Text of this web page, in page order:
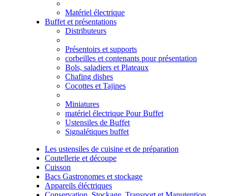
Matériel électrique
Buffet et présentations
Distributeurs
Présentoirs et supports
corbeilles et contenants pour présentation
Bols, saladiers et Plateaux
Chafing dishes
Cocottes et Tajines
Miniatures
matériel électrique Pour Buffet
Ustensiles de Buffet
Signalétiques buffet
Les ustensiles de cuisine et de préparation
Coutellerie et découpe
Cuisson
Bacs Gastronomes et stockage
Appareils éléctriques